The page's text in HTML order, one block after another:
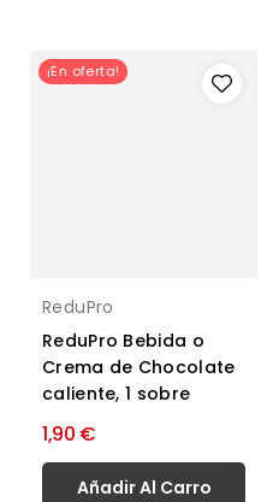
¡En oferta!
ReduPro
ReduPro Bebida o
Crema de Chocolate
caliente, 1 sobre
1,90 €
Añadir Al Carro